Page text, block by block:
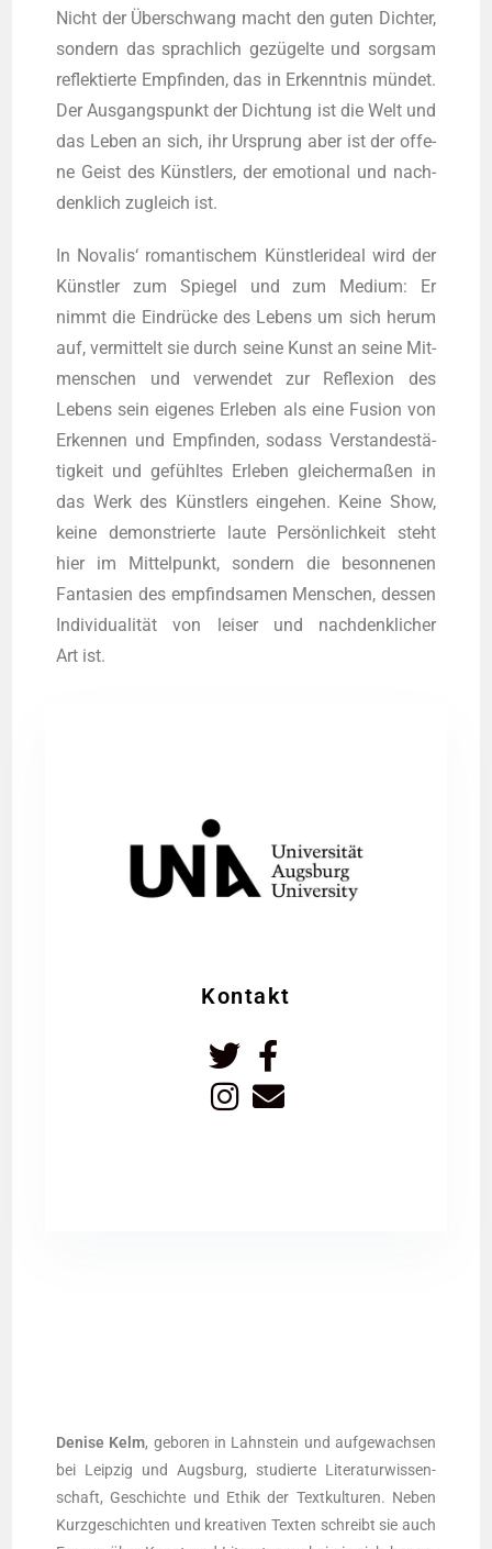
Nicht der Über­schwang macht den guten Dich­ter,
son­dern das sprach­lich gezü­gel­te und sorg­sam
reflek­tier­te Emp­fin­den, das in Erkennt­nis mün­det.
Der Aus­gangs­punkt der Dich­tung ist die Welt und
das Leben an sich, ihr Ursprung aber ist der offe­
ne Geist des Künst­lers, der emo­tio­nal und nach­
denk­lich zugleich ist.
In Nova­lis‘ roman­ti­schem Künst­ler­ide­al wird der
Künst­ler zum Spie­gel und zum Medi­um: Er
nimmt die Ein­drü­cke des Lebens um sich her­um
auf, ver­mit­telt sie durch sei­ne Kunst an sei­ne Mit­
men­schen und ver­wen­det zur Refle­xi­on des
Lebens sein eige­nes Erle­ben als eine Fusi­on von
Erken­nen und Emp­fin­den, sodass Ver­stan­des­tä­
tig­keit und gefühl­tes Erle­ben glei­cher­ma­ßen in
das Werk des Künst­lers ein­ge­hen. Kei­ne Show,
kei­ne demons­trier­te lau­te Per­sön­lich­keit steht
hier im Mit­tel­punkt, son­dern die beson­ne­nen
Fan­ta­sien des emp­find­sa­men Men­schen, des­sen
Indi­vi­dua­li­tät von lei­ser und nach­denk­li­cher
Art ist.
Kontakt
Deni­se Kelm, gebo­ren in Lahn­stein und auf­ge­wach­sen